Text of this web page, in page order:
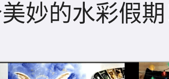
妙的水彩假期